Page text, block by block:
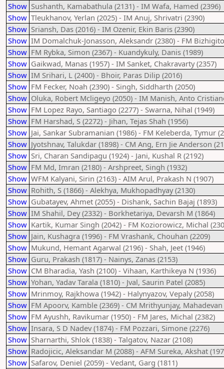
Show Sushanth, Kamabathula (2131) - IM Wafa, Hamed (2396)
Show Tleukhanov, Yerlan (2025) - IM Anuj, Shrivatri (2390)
Show Sriansh, Das (2016) - IM Ozenir, Ekin Baris (2390)
Show IM Domalchuk-Jonasson, Aleksandr (2380) - FM
Show FM Rybka, Simon (2367) - Kuandykuly, Danis (1989)
Show Gaikwad, Manas (1957) - IM Sanket, Chakravarty (2357)
Show IM Srihari, L (2400) - Bhoir, Paras Dilip (2016)
Show FM Fecker, Noah (2390) - Singh, Siddharth (2050)
Show Oluka, Robert Mcligeyo (2050) - IM Manish, Anto
Show FM Lopez Rayo, Santiago (2277) - Swarna, Nihal (1949)
Show FM Harshad, S (2272) - Jihan, Tejas Shah (1956)
Show Jai, Sankar Subramanian (1986) - FM Keleberda, Tymur
Show Jyotshnav, Talukdar (1898) - CM Ang, Ern Jie Anderson
Show Sri, Charan Sandipagu (1924) - Jani, Kushal R (2192)
Show FM Md, Imran (2180) - Arshpreet, Singh (1932)
Show WFM Kalyani, Sirin (2163) - AIM Arul, Prakash N (1907)
Show Rohith, S (1866) - Alekhya, Mukhopadhyay (2130)
Show Gubatayev, Ahmet (2055) - Dishank, Sachin Bajaj (1893)
Show IM Shahil, Dey (2332) - Borkhetariya, Devarsh M (1864)
Show Kartik, Kumar Singh (2042) - FM Koziorowicz, Michal
Show Jain, Kushagra (1996) - FM Vrashank, Chouhan (2209)
Show Mukund, Hemant Agarwal (2196) - Shah, Jeet (1946)
Show Guru, Prakash (1817) - Nainys, Zanas (2153)
Show CM Bharadia, Yash (2100) - Vihaan, Karthikeya N (1936)
Show Yohan, Yadav Tarala (1810) - Jval, Saurin Patel (2085)
Show Mrinmoy, Rajkhowa (1942) - Halynyazov, Vepaly (2058)
Show FM Apoorv, Kamble (2369) - CM Mrithyunjay, Mahadevan
Show FM Ayushh, Ravikumar (1950) - FM Jares, Michal (2382)
Show Insara, S D Nadev (1874) - FM Pozzari, Simone (2276)
Show Sharnarthi, Shlok (1838) - Talgatov, Nazar (2108)
Show Radojicic, Aleksandar M (2088) - AFM Sureka, Akshat
Show Safarov, Deniel (2059) - Vedant, Garg (1811)